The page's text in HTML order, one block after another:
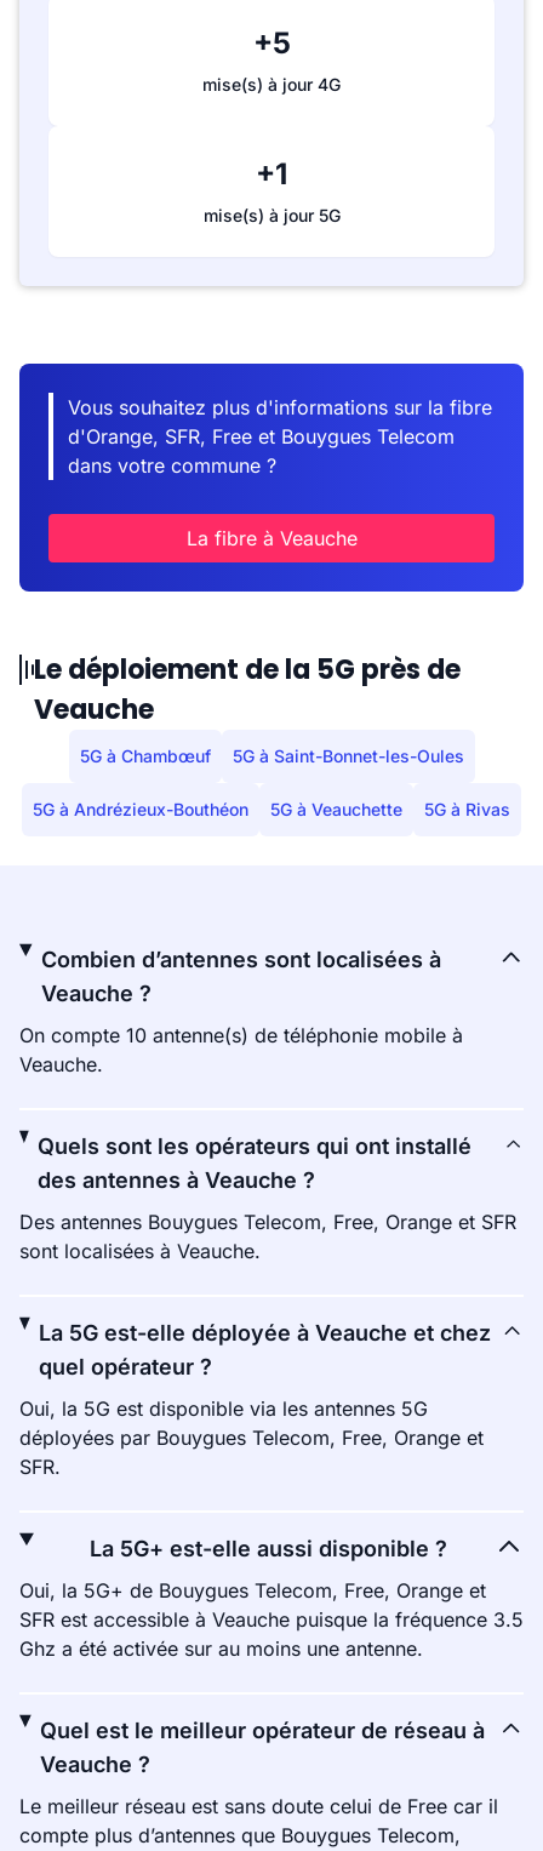
+5
mise(s) à jour 4G
+1
mise(s) à jour 5G
Vous souhaitez plus d'informations sur la fibre
d'Orange, SFR, Free et Bouygues Telecom
dans votre commune ?
La fibre à Veauche
Le déploiement de la 5G près de
Veauche
5G à Chambœuf 5G à Saint-Bonnet-les-Oules
5G à Andrézieux-Bouthéon 5G à Veauchette 5G à Rivas
Combien d’antennes sont localisées à
Veauche ?
On compte 10 antenne(s) de téléphonie mobile à
Veauche.
Quels sont les opérateurs qui ont installé
des antennes à Veauche ?
Des antennes Bouygues Telecom, Free, Orange et SFR
sont localisées à Veauche.
La 5G est-elle déployée à Veauche et chez
quel opérateur ?
Oui, la 5G est disponible via les antennes 5G
déployées par Bouygues Telecom, Free, Orange et
SFR.
La 5G+ est-elle aussi disponible ?
Oui, la 5G+ de Bouygues Telecom, Free, Orange et
SFR est accessible à Veauche puisque la fréquence 3.5
Ghz a été activée sur au moins une antenne.
Quel est le meilleur opérateur de réseau à
Veauche ?
Le meilleur réseau est sans doute celui de Free car il
compte plus d’antennes que Bouygues Telecom,